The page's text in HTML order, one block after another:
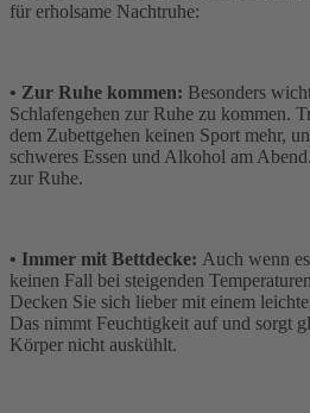
für erholsame Nachtruhe:
• Zur Ruhe kommen: Besonders
Schlafengehen zur Ruhe zu kommen.
dem Zubettgehen keinen Sport mehr,
schweres Essen und Alkohol am
zur Ruhe.
• Immer mit Bettdecke: Auch wenn
keinen Fall bei steigenden
Decken Sie sich lieber mit einem
Das nimmt Feuchtigkeit auf und sorgt
Körper nicht auskühlt.